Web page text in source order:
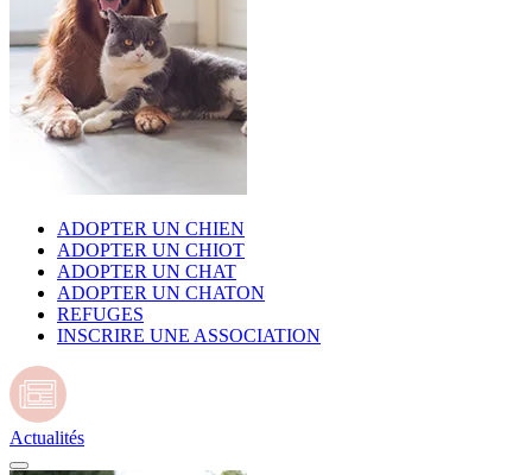
ADOPTER UN CHIEN
ADOPTER UN CHIOT
ADOPTER UN CHAT
ADOPTER UN CHATON
REFUGES
INSCRIRE UNE ASSOCIATION
Actualités